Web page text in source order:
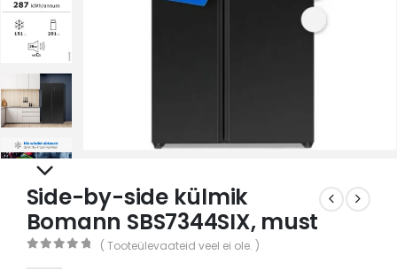
Side-by-side külmik
Bomann SBS7344SIX, must
( Tooteülevaateid veel ei ole. )